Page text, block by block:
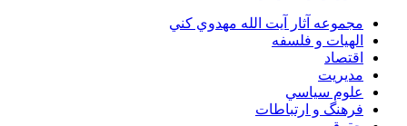
مجموعه آثار آيت الله مهدوي كني
الهیات و فلسفه
اقتصاد
مديريت
علوم سياسي
فرهنگ و ارتباطات